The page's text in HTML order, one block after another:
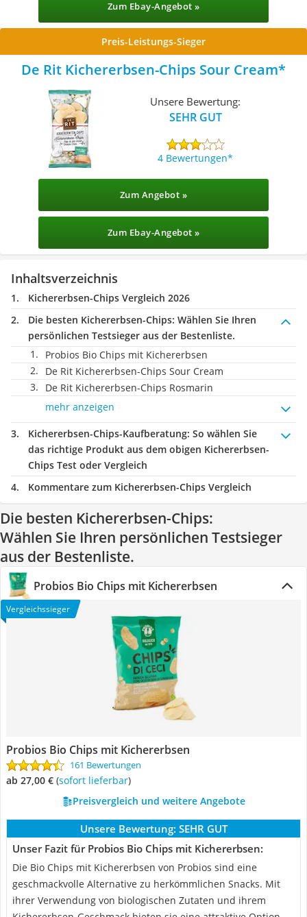
Zum Ebay-Angebot »
Preis-Leistungs-Sieger
De Rit Kichererbsen-Chips Sour Cream
Unsere Bewertung:
SEHR GUT
4 Bewertungen
Zum Angebot »
Zum Ebay-Angebot »
Inhaltsverzeichnis
Kichererbsen-Chips Vergleich 2026
Die besten Kichererbsen-Chips: Wählen Sie Ihren
persönlichen Testsieger aus der Bestenliste.
Probios ‎Bio Chips mit Kichererbsen
De Rit Kichererbsen-Chips Sour Cream
De Rit Kichererbsen-Chips Rosmarin
mehr anzeigen
Kichererbsen-Chips-Kaufberatung: So wählen Sie
das richtige Produkt aus dem obigen Kichererbsen-
Chips Test oder Vergleich
Kommentare zum Kichererbsen-Chips Vergleich
Die besten Kichererbsen-Chips:
Wählen Sie Ihren persönlichen Testsieger
aus der Bestenliste.
Probios ‎Bio Chips mit Kichererbsen
Vergleichssieger
Probios ‎Bio Chips mit Kichererbsen
161 Bewertungen
ab 27,00 € ( Sofort lieferbar)
Preisvergleich und weitere Angebote
Unsere Bewertung: SEHR GUT
Unser Fazit für Probios ‎Bio Chips mit Kichererbsen:
Die Bio Chips mit Kichererbsen von Probios sind eine
geschmackvolle Alternative zu herkömmlichen Snacks. Mit
ihrer Verwendung von biologischen Zutaten und ihrem